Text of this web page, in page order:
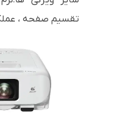
تقسیم صفحه ،